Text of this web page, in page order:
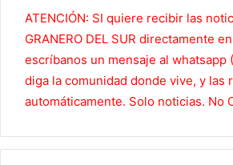
ATENCIÓN: SI quiere recibir las
GRANERO DEL SUR directamente
escríbanos un mensaje al whatsapp
diga la comunidad donde vive, y las
automáticamente. Solo noticias. No